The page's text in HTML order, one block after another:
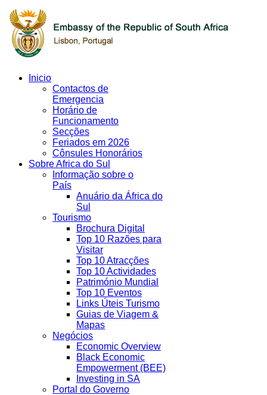
Inicio
Contactos de
Emergencia
Horário de
Funcionamento
Secções
Feriados em 2026
Cônsules Honorários
Sobre Africa do Sul
Informação sobre o
País
Anuário da África do
Sul
Tourismo
Brochura Digital
Top 10 Razões para
Visitar
Top 10 Atracções
Top 10 Actividades
Património Mundial
Top 10 Eventos
Links Úteis Turismo
Guias de Viagem &
Mapas
Negócios
Economic Overview
Black Economic
Empowerment (BEE)
Investing in SA
Portal do Governo